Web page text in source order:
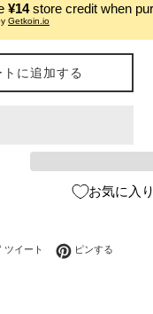
¥14store credit when
Getkoin.io
に追加する
お気に入
でシェアする
ツイート Twitterに投稿する
ピンする